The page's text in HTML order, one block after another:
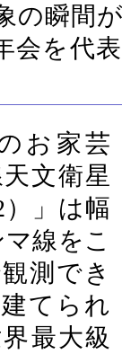
の瞬間
会を代
お家芸
文衛星
）」は幅
線をこ
測でき
てられ
最大級